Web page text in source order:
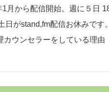
1月から配信開始。週に５日
日がstand,fm配信お休みです。
カウンセラーをしている理由